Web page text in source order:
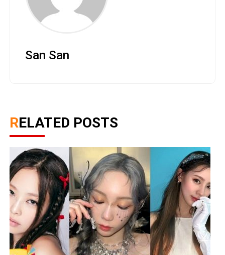
San San
RELATED POSTS